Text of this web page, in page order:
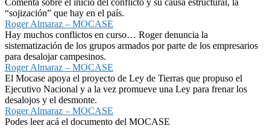
“sojización” que hay en el país.
Roger Almaraz – MOCASE
Hay muchos conflictos en curso… Roger denuncia la
sistematización de los grupos armados por parte de los empresarios
para desalojar campesinos.
Roger Almaraz – MOCASE
El Mocase apoya el proyecto de Ley de Tierras que propuso el
Ejecutivo Nacional y a la vez promueve una Ley para frenar los
desalojos y el desmonte.
Roger Almaraz – MOCASE
Podes leer acá el documento del MOCASE